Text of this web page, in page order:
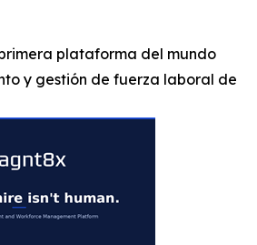
plataforma del mundo
y gestión de fuerza laboral de